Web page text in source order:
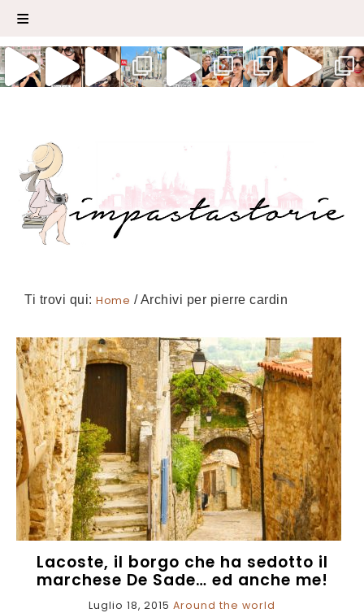
Ti trovi qui: Home /Archivi per pierre cardin
Lacoste, il borgo che ha sedotto il
marchese De Sade… ed anche me!
Luglio 18, 2015 Around the world